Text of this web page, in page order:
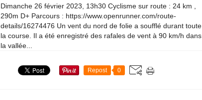
Dimanche 26 février 2023, 13h30 Cyclisme sur route : 24 km ,
290m D+ Parcours : https://www.openrunner.com/route-
details/16274476 Un vent du nord de folie a soufflé durant toute
la course. Il a été enregistré des rafales de vent à 90 km/h dans
la vallée...
Repost 0